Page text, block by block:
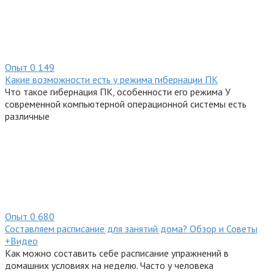
Опыт 0 149
Какие возможности есть у режима гибернации ПК
Что такое гибернация ПК, особенности его режима У
современной компьютерной операционной системы есть
различные
Опыт 0 680
Составляем расписание для занятий дома? Обзор и Советы
+Видео
Как можно составить себе расписание упражнений в
домашних условиях на неделю. Часто у человека